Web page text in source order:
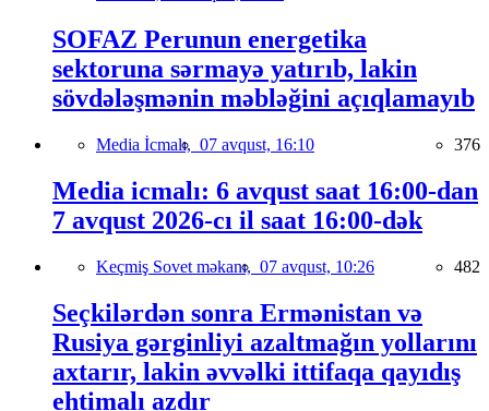
SOFAZ Perunun energetika
sektoruna sərmayə yatırıb, lakin
sövdələşmənin məbləğini açıqlamayıb
Media İcmalı, 07 avqust, 16:10 376
Media icmalı: 6 avqust saat 16:00-dan
7 avqust 2026-cı il saat 16:00-dək
Keçmiş Sovet məkanı, 07 avqust, 10:26 482
Seçkilərdən sonra Ermənistan və
Rusiya gərginliyi azaltmağın yollarını
axtarır, lakin əvvəlki ittifaqa qayıdış
ehtimalı azdır